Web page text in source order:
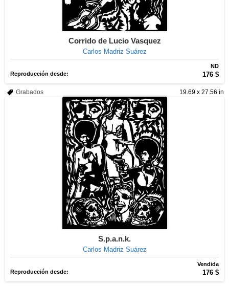
Corrido de Lucio Vasquez
Carlos Madriz Suárez
ND
Reproducción desde:
176 $
19.69 x 27.56 in
Grabados
S.p.a.n.k.
Carlos Madriz Suárez
Vendida
Reproducción desde:
176 $